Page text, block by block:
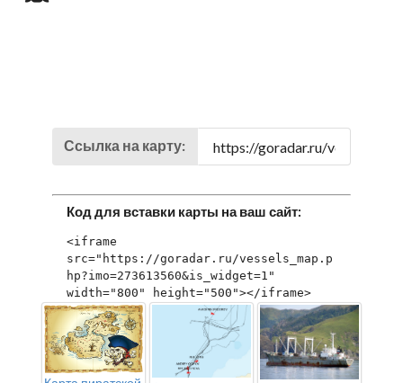
Ссылка на карту:
Код для вставки карты на ваш сайт:
<iframe
src="https://goradar.ru/vessels_map.p
hp?imo=273613560&is_widget=1"
width="800" height="500"></iframe>